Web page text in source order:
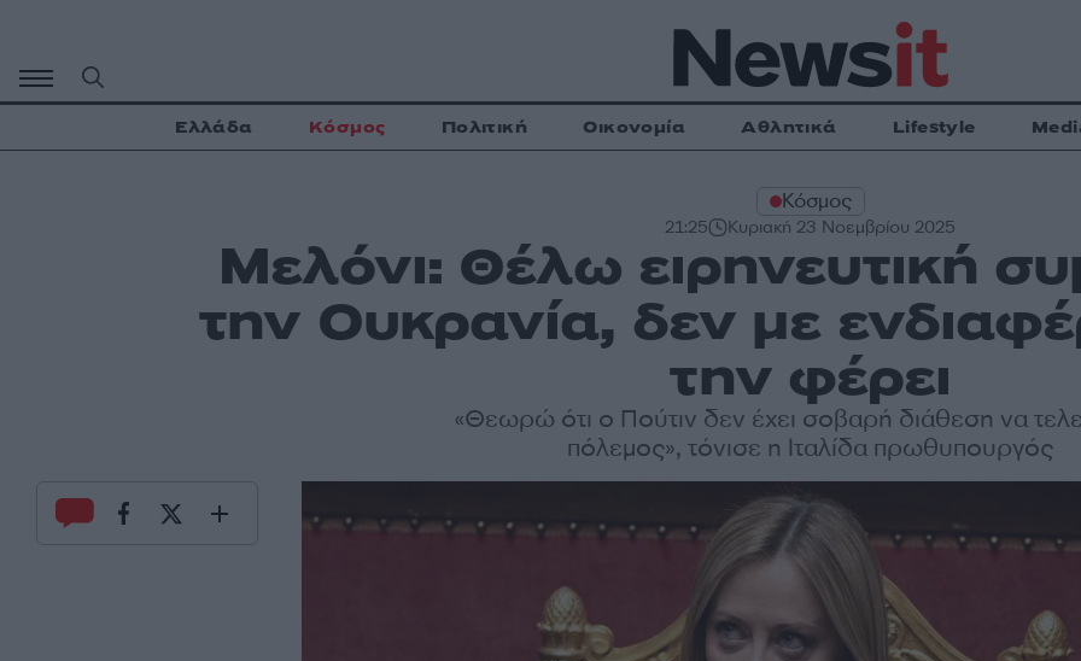
περιεχόμενο
Ελλάδα Κόσμος Πολιτική Οικονομία Αθλητικά Lifestyle
Κόσμος
21:25 Κυριακή 23 Νοεμβρίου 2025
Μελόνι: Θέλω ειρηνευτική
την Ουκρανία, δεν με
την φέρει
«Θεωρώ ότι ο Πούτιν δεν έχει σοβαρή διάθεση να
πόλεμος», τόνισε η Ιταλίδα πρωθυπουργός